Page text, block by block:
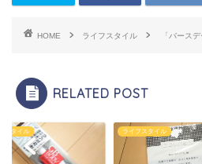
HOME ライフスタイル 「バース
RELATED POST
スタイル ライフスタイル